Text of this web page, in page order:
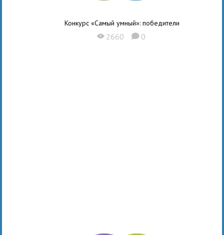
Конкурс «Самый умный»: победители
X 2660 K 0